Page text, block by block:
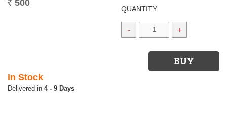
Rs. 500
QUANTITY:
- +
In Stock
4 - 9 Days